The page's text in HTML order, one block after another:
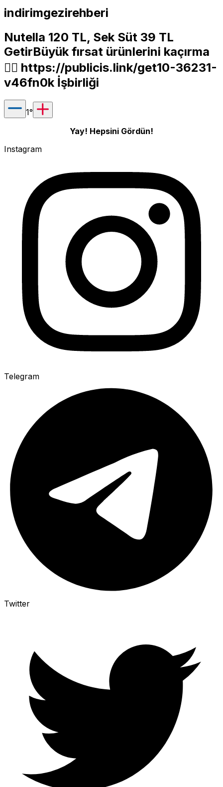
indirimgezirehberi
Nutella 120 TL, Sek Süt 39 TL
GetirBüyük fırsat ürünlerini kaçırma
👇🏼 https://publicis.link/get10-36231-
v46fn0kİşbirliği
1°
Yay! Hepsini Gördün!
Instagram
Telegram
Twitter